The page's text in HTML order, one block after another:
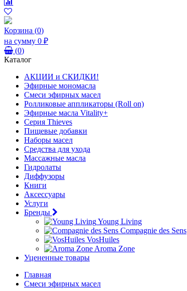
Корзина (0)
на сумму 0 ₽
(0)
Каталог
АКЦИИ и СКИДКИ!
Эфирные мономасла
Смеси эфирных масел
Ролликовые аппликаторы (Roll on)
Эфирные масла Vitality+
Серия Thieves
Пищевые добавки
Наборы масел
Средства для ухода
Массажные масла
Гидролаты
Диффузоры
Книги
Аксессуары
Услуги
Бренды
Young Living
Compagnie des Sens
VosHuiles
Aroma Zone
Уцененные товары
Главная
Смеси эфирных масел